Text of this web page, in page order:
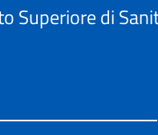
Superiore di